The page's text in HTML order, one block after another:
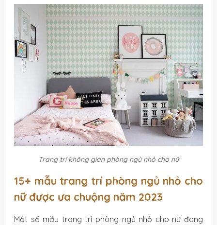
Trang trí không gian phòng ngủ nhỏ cho nữ
15+ mẫu trang trí phòng ngủ nhỏ cho
nữ được ưa chuộng năm 2023
Một số mẫu trang trí phòng ngủ nhỏ cho nữ đang